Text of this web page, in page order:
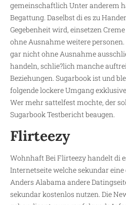
gemeinschaftlich Unter anderem
Begattung. Daselbst di es zu
Gegebenheit wird, einsetzen
ohne Ausnahme weitere
gar nicht ohne Ausnahme
handeln, schlie?lich manche
Beziehungen. Sugarbook ist und
folgende lockere Umgang
Wer mehr sattelfest mochte, der
Sugarbook Testbericht beaugen.
Flirteezy
Wohnhaft Bei Flirteezy handelt di
Internetseite welche sekundar
Anders Alabama andere
sekundar kostenlos nutzen. Die